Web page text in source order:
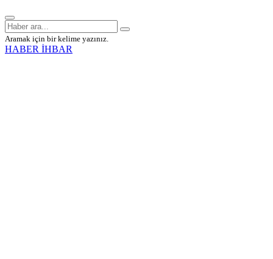
Aramak için bir kelime yazınız.
HABER İHBAR